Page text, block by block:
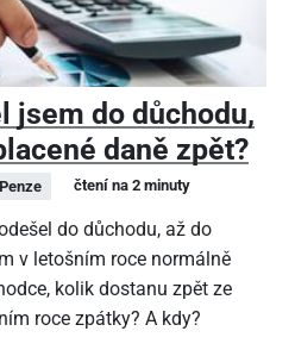
jsem do důchodu,
daně zpět?
Penze čtení na 2 minuty
do důchodu, až do
v letošním roce normálně
kolik dostanu zpět ze
roce zpátky? A kdy?